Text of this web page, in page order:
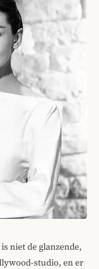
niet de glanzende,
studio, en er